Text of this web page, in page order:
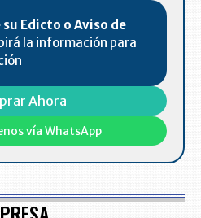
su Edicto o Aviso de
la información para
Ahora
vía WhatsApp